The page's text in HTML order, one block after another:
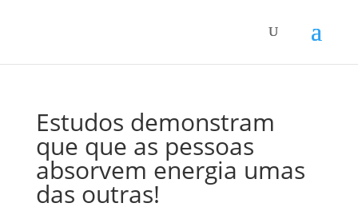
Estudos demonstram
que que as pessoas
absorvem energia umas
das outras!